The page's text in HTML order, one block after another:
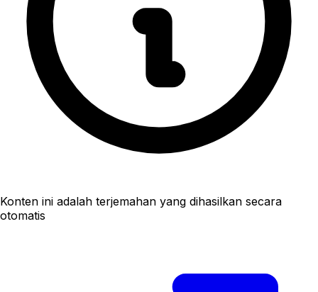
Konten ini adalah terjemahan yang dihasilkan secara
otomatis